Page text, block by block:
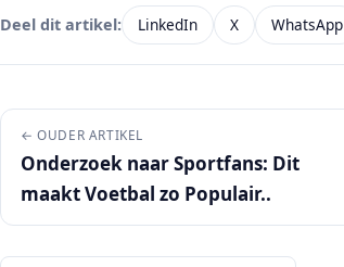
Deel dit artikel: LinkedIn X WhatsApp
← OUDER ARTIKEL
Onderzoek naar Sportfans: Dit
maakt Voetbal zo Populair..